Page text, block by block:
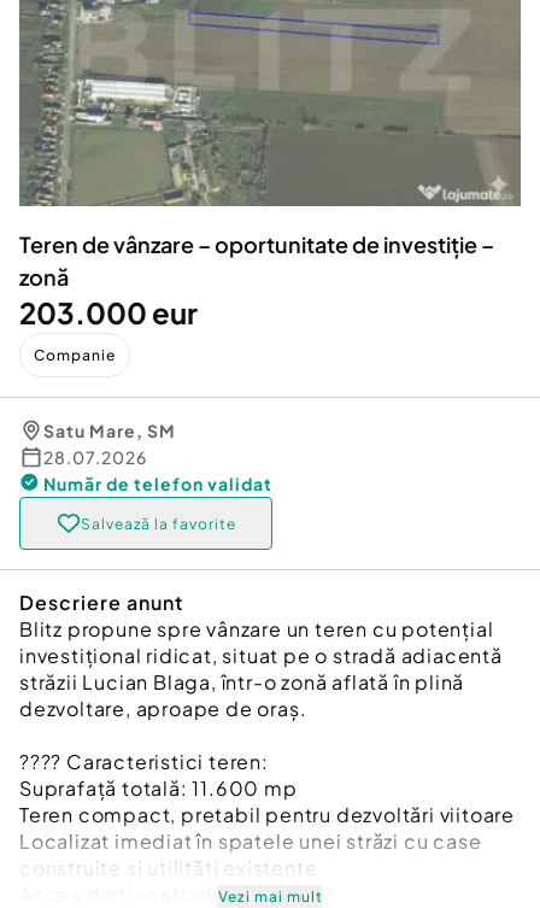
Servicii
Animale de companie
Afaceri și echipamente profesionale
Inchiriere Bunuri si Vehicule
Utilaje agricole si industriale
Piese auto si accesorii
Dacia Duster
Teren de vânzare – oportunitate de investiție –
zonă
203.000 eur
Companie
Satu Mare, SM
28.07.2026
Număr de telefon validat
Salvează la favorite
Descriere anunt
Blitz propune spre vânzare un teren cu potențial
investițional ridicat, situat pe o stradă adiacentă
străzii Lucian Blaga, într-o zonă aflată în plină
dezvoltare, aproape de oraș.
???? Caracteristici teren:
Suprafață totală: 11.600 mp
Teren compact, pretabil pentru dezvoltări viitoare
Localizat imediat în spatele unei străzi cu case
construite și utilități existente
Acces dintr-o stradă secundară
Vezi mai mult